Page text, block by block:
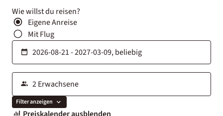
Wie willst du reisen?
Eigene Anreise
Mit Flug
Filter anzeigen